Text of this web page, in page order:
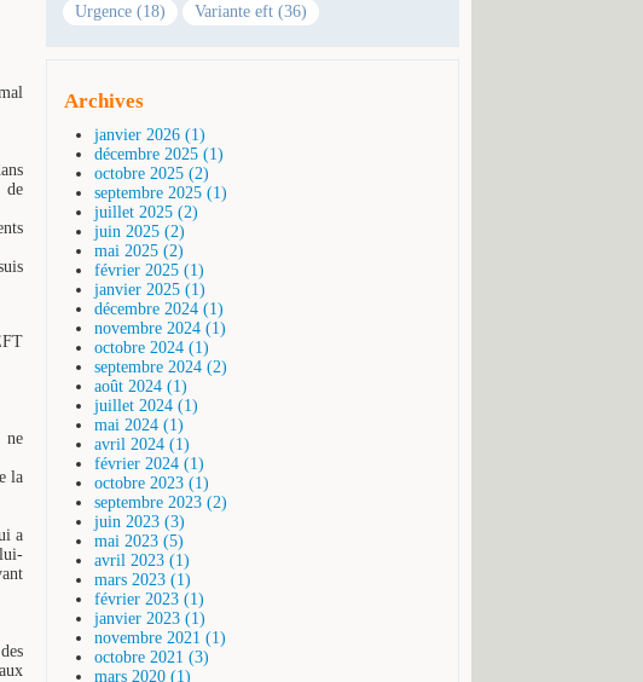
de
ne
la
a
Urgence (18)
Variante eft (36)
Archives
janvier 2026 (1)
décembre 2025 (1)
octobre 2025 (2)
septembre 2025 (1)
juillet 2025 (2)
juin 2025 (2)
mai 2025 (2)
février 2025 (1)
janvier 2025 (1)
décembre 2024 (1)
novembre 2024 (1)
octobre 2024 (1)
septembre 2024 (2)
août 2024 (1)
juillet 2024 (1)
mai 2024 (1)
avril 2024 (1)
février 2024 (1)
octobre 2023 (1)
septembre 2023 (2)
juin 2023 (3)
mai 2023 (5)
avril 2023 (1)
mars 2023 (1)
février 2023 (1)
janvier 2023 (1)
novembre 2021 (1)
octobre 2021 (3)
mars 2020 (1)